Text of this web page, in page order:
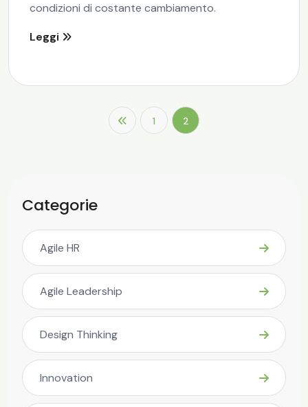
condizioni di costante cambiamento.
Leggi
1 2
Categorie
Agile HR
Agile Leadership
Design Thinking
Innovation